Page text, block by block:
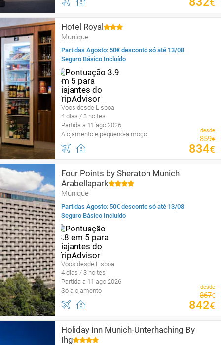
€
Hotel Royal
Munique
Partidas Agosto: 50€ desconto só até 13/08
Seguro Básico Incluído
Voos desde Lisboa
4 dias / 3 noites
Partida a 11 ago 2026
Alojamento e pequeno-almoço
desde
859€
834€
Four Points by Sheraton Munich
Arabellapark
Munique
Partidas Agosto: 50€ desconto só até 13/08
Seguro Básico Incluído
Voos desde Lisboa
4 dias / 3 noites
Partida a 11 ago 2026
Só alojamento
desde
867€
842€
Holiday Inn Munich-Unterhaching By
Ihg